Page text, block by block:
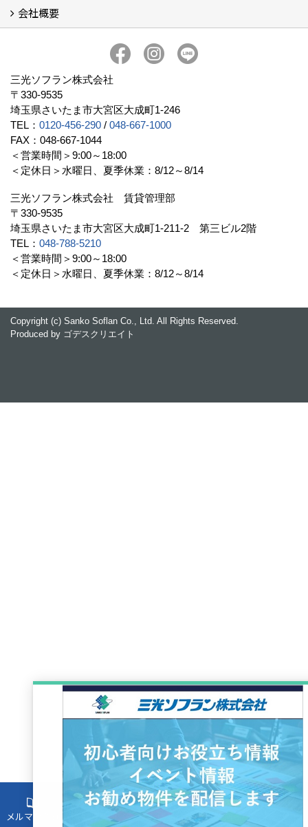
三光ソフランの収益用ホテルのご紹介
ホテル一覧
宿泊施設の主な経営形態
京都での相続税対策例
京都での収益用ホテル(ブティックホテル)の投資活用
訪日外国人旅行者数に関するデータ
よくある質問
会社概要
三光ソフランについて (19)
リクルート情報（新卒採用）
リクルート情報（中途採用）
プライバシーポリシー
三光ソフラン株式会社
〒330-9535
埼玉県さいたま市大宮区大成町1-246
TEL： 0120-456-290 / 048-667-1000
FAX：048-667-1044
＜営業時間＞9:00～18:00
＜定休日＞水曜日、夏季休業：8/12～8/14
三光ソフラン株式会社 賃貸管理部
〒330-9535
埼玉県さいたま市大宮区大成町1-211-2 第三ビル2階
TEL： 048-788-5210
＜営業時間＞9:00～18:00
＜定休日＞水曜日、夏季休業：8/12～8/14
Copyright (c) Sanko Soflan Co., Ltd. All Rights Reserved.
Produced by ゴデスクリエイト
メルマガ登録 物件売却 お問合せ
入居者様